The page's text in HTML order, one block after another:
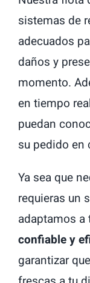
sistemas de
adecuados
daños y
momento.
en tiempo
puedan
su pedido en
Ya sea que
requieras un
adaptamos a
confiable y
garantizar